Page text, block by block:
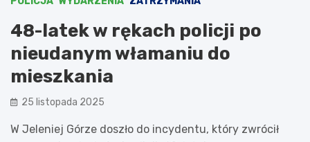
48-latek w rękach policji po
nieudanym włamaniu do
mieszkania
25 listopada 2025
W Jeleniej Górze doszło do incydentu, który zwrócił